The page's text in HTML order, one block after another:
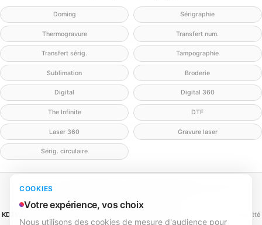
COOKIES
Votre expérience, vos choix
Nous utilisons des cookies de mesure d'audience pour
Doming Sérigraphie
Thermogravure Transfert num.
Transfert sérig. Tampographie
Sublimation Broderie
Digital Digital 360
The Infinite DTF
Laser 360 Gravure laser
Sérig. circulaire
Mentions légales
KD2V SIGNA & EVENTA
(MEILLEURECOMMUNICATION.COM - KD2V) — SAS, société